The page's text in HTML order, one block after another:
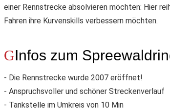
einer Rennstrecke absolvieren möchten: Hier
Fahren ihre Kurvenskills verbessern möchten.
Infos zum
- Die Rennstrecke wurde 2007 eröffnet!
- Anspruchsvoller und schöner Streckenverlauf
- Tankstelle im Umkreis von 10 Min